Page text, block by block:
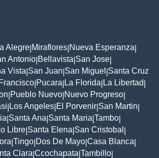
Alegre Miraflores Nueva Esperanza
Antonio Bellavista San Jose
Vista San Juan San Miguel Santa Cruz
Pucara La Florida La Libertad
Pueblo Nuevo Nuevo Progreso
Los Angeles El Porvenir San Martin
Santa Ana Santa Maria Tambo
Libre Santa Elena San Cristobal
Tingo Dos De Mayo Casa Blanca
Clara Ccochapata Tambillo